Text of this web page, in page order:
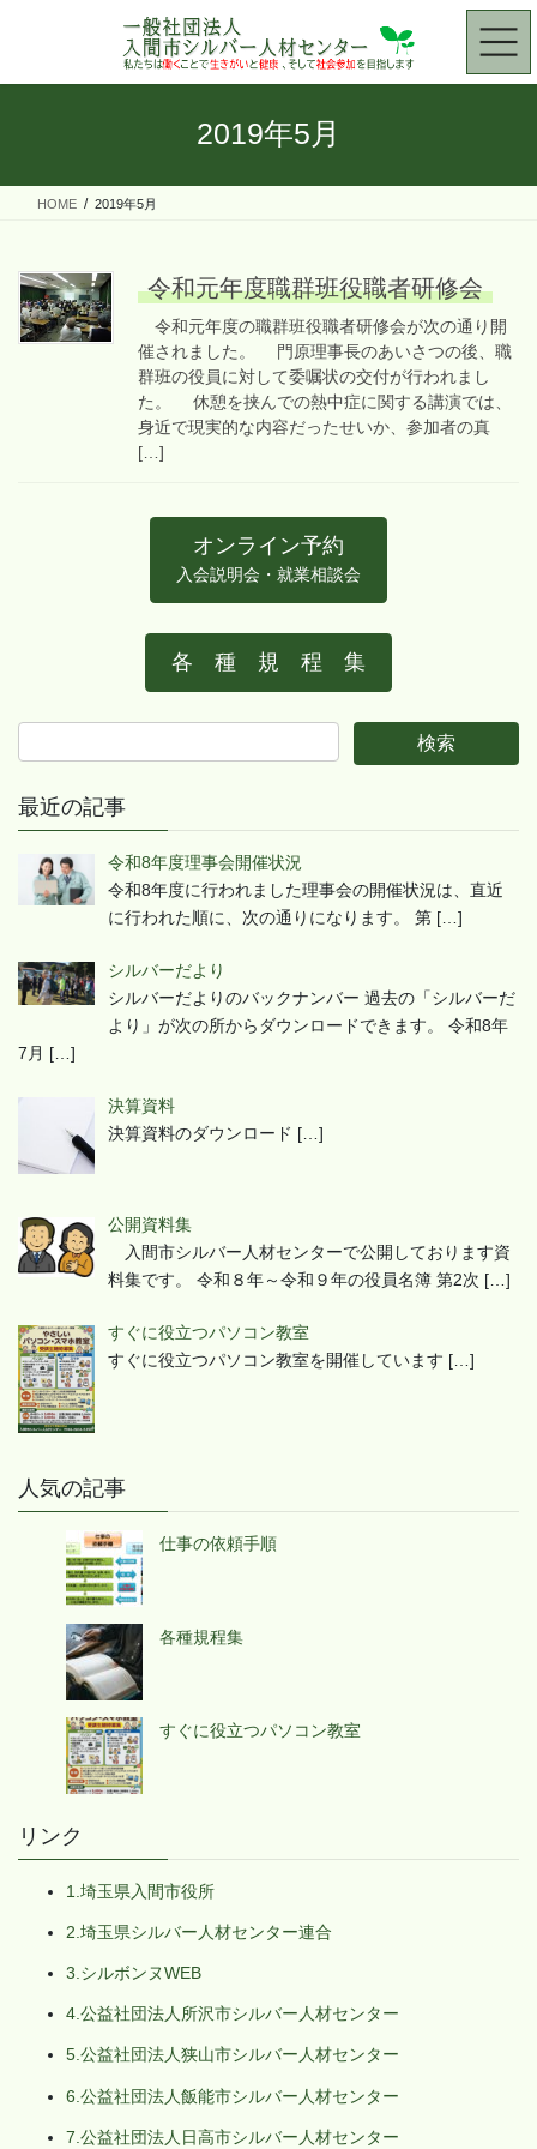
ン
キ
ー
に
2019年5月
HOME 2019年5月
令和元年度職群班役職者研修会
令和元年度の職群班役職者研修会が次の通り開
催されました。 門原理事長のあいさつの後、職
群班の役員に対して委嘱状の交付が行われまし
た。 休憩を挟んでの熱中症に関する講演では、
身近で現実的な内容だったせいか、参加者の真
[…]
オンライン予約
入会説明会・就業相談会
各 種 規 程 集
最近の記事
令和8年度理事会開催状況
令和8年度に行われました理事会の開催状況は、直近
に行われた順に、次の通りになります。 第 […]
シルバーだより
シルバーだよりのバックナンバー 過去の「シルバーだ
より」が次の所からダウンロードできます。 令和8年
7月 […]
決算資料
決算資料のダウンロード […]
公開資料集
入間市シルバー人材センターで公開しております資
料集です。 令和８年～令和９年の役員名簿 第2次 […]
すぐに役立つパソコン教室
すぐに役立つパソコン教室を開催しています […]
人気の記事
仕事の依頼手順
各種規程集
すぐに役立つパソコン教室
リンク
1.埼玉県入間市役所
2.埼玉県シルバー人材センター連合
3.シルボンヌWEB
4.公益社団法人所沢市シルバー人材センター
5.公益社団法人狭山市シルバー人材センター
6.公益社団法人飯能市シルバー人材センター
7.公益社団法人日高市シルバー人材センター